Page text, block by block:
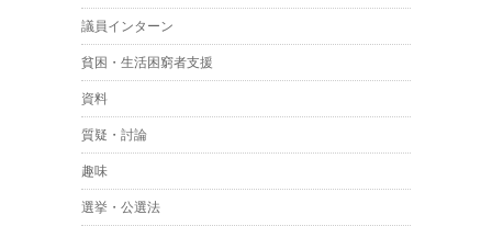
議員インターン
貧困・生活困窮者支援
資料
質疑・討論
趣味
選挙・公選法